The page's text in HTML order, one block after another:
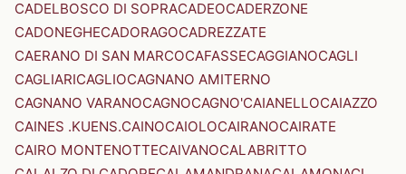
CADELBOSCO DI SOPRACADEOCADERZONE
CADONEGHECADORAGOCADREZZATE
CAERANO DI SAN MARCOCAFASSECAGGIANOCAGLI
CAGLIARICAGLIOCAGNANO AMITERNO
CAGNANO VARANOCAGNOCAGNO'CAIANELLOCAIAZZO
CAINES .KUENS.CAINOCAIOLOCAIRANOCAIRATE
CAIRO MONTENOTTECAIVANOCALABRITTO